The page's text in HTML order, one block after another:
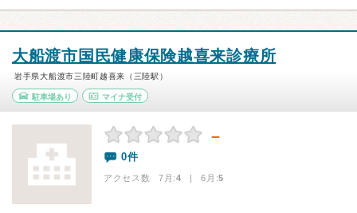
大船渡市国民健康保険越喜来診療所
岩手県大船渡市三陸町越喜来（三陸駅）
駐車場あり マイナ受付
－
0件
アクセス数 7月:4 | 6月:5